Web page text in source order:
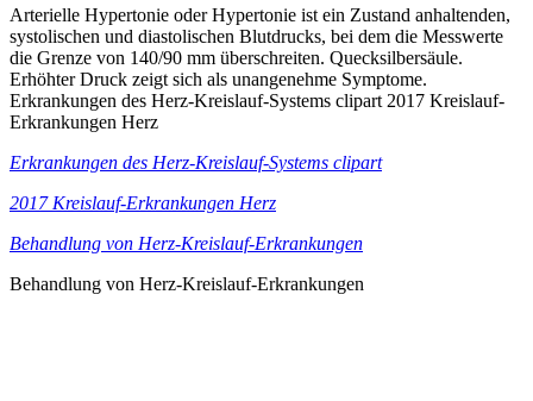
Arterielle Hypertonie oder Hypertonie ist ein Zustand anhaltenden,
systolischen und diastolischen Blutdrucks, bei dem die Messwerte
die Grenze von 140/90 mm überschreiten. Quecksilbersäule.
Erhöhter Druck zeigt sich als unangenehme Symptome.
Erkrankungen des Herz-Kreislauf-Systems clipart 2017 Kreislauf-
Erkrankungen Herz
Erkrankungen des Herz-Kreislauf-Systems clipart
2017 Kreislauf-Erkrankungen Herz
Behandlung von Herz-Kreislauf-Erkrankungen
Behandlung von Herz-Kreislauf-Erkrankungen